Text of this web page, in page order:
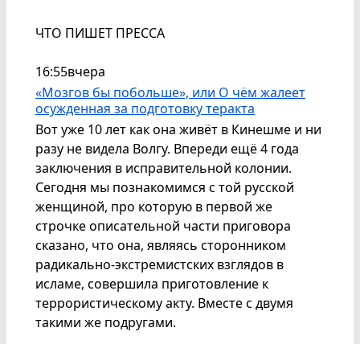
ЧТО ПИШЕТ ПРЕССА
16:55вчера
«Мозгов бы побольше», или О чём жалеет
осужденная за подготовку теракта
Вот уже 10 лет как она живёт в Кинешме и ни
разу не видела Волгу. Впереди ещё 4 года
заключения в исправительной колонии.
Сегодня мы познакомимся с той русской
женщиной, про которую в первой же
строчке описательной части приговора
сказано, что она, являясь сторонником
радикально-экстремистских взглядов в
исламе, совершила приготовление к
террористическому акту. Вместе с двумя
такими же подругами.